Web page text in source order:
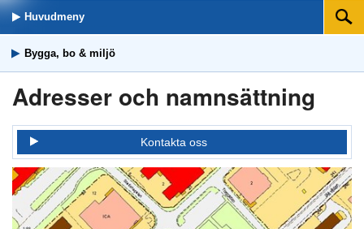
Huvudmeny Sök
Bygga, bo & miljö
Adresser och namnsättning
Kontakta oss